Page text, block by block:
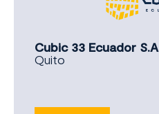
Cubic 33 Ecuador S.A
Quito